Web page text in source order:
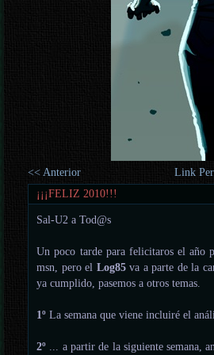
<< Anterior Link
¡¡¡FELIZ 2010!!!
Sal-U2 a Tod@s
Un poco tarde para felicitaros el año
msn, pero el Log85va a parte de la
ya cumplido, pasemos a otros temas.
1º La semana que viene incluiré el
2º ... a partir de la siguiente semana,